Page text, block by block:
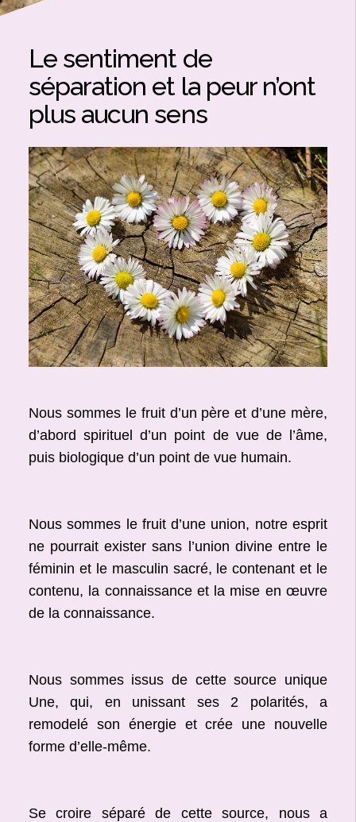
Le sentiment de
séparation et la peur n’ont
plus aucun sens
Nous sommes le fruit d’un père et d’une mère,
d’abord spirituel d’un point de vue de l’âme,
puis biologique d’un point de vue humain.
Nous sommes le fruit d’une union, notre esprit
ne pourrait exister sans l’union divine entre le
féminin et le masculin sacré, le contenant et le
contenu, la connaissance et la mise en œuvre
de la connaissance.
Nous sommes issus de cette source unique
Une, qui, en unissant ses 2 polarités, a
remodelé son énergie et crée une nouvelle
forme d’elle-même.
Se croire séparé de cette source, nous a